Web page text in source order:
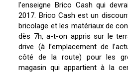
l’enseigne Brico Cash qui
2017. Brico Cash est un
bricolage et les matériaux de
dès 7h, a-t-on appris sur le
drive (à l’emplacement de
côté de la route) pour les
magasin qui appartient à la